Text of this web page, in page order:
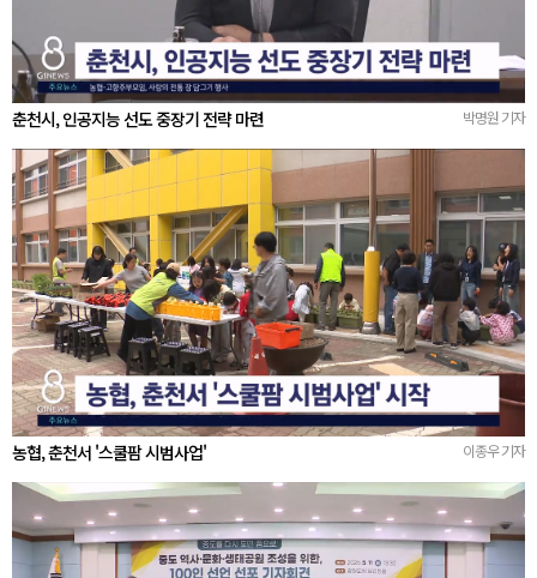
춘천시, 인공지능 선도 중장기 전략 마련 박명원 기자
농협, 춘천서 '스쿨팜 시범사업' 이종우 기자